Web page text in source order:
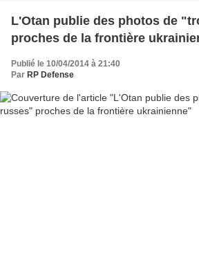
L'Otan publie des photos de
proches de la frontière
Publié le 10/04/2014 à 21:40
Par RP Defense